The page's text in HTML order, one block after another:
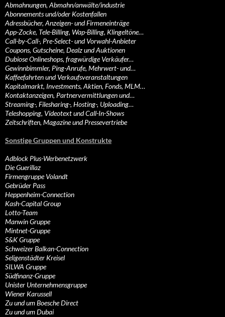
Abmahnungen, Abmahn/anwälte/industrie
Abonnements und/oder Kostenfallen
Adressbücher, Anzeigen- und Firmeneinträge
App-Zocke, Tele-Billing, Wap-Billing, Klingeltöne…
Call-by-Call-, Pre-Select- und Vorwahl-Anbieter
Coupons, Gutscheine, Dealz und Auktionen
Dubiose Onlineshops, fragwürdige Verkäufer…
Gewinnbimmler, Ping-Anrufe, Mehrwert- und…
Kaffeefahrten und Verkaufsveranstaltungen
Kapitalmarkt, Investments, Aktien, Fonds, MLM…
Kontaktanzeigen, Partnervermittlungen und…
Streaming-, Filesharing-, Hosting-, Uploading…
Teleshopping, Videotext und Call-In-Shows
Zeitschriften, Magazine und Pressevertriebe
Sonstige Gruppen und Konstrukte
Adblock Plus-Werbenetzwerk
Die Guerillaz
Firmengruppe Volandt
Gebrüder Pass
Heppenheim-Connection
Kash-Capital Group
Lotto-Team
Manwin Gruppe
Mintnet-Gruppe
S&K Gruppe
Schweizer Balkan-Connection
Seligenstädter Kreisel
SILWA Gruppe
Südfinanz-Gruppe
Unister Unternehmensgruppe
Wiener Karussell
Zu und um Boesche Direct
Zu und um Dubai